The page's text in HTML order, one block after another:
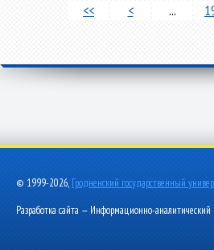
<< < ...
© 1999-2026, Гродненский государственный
Разработка сайта — Информационно-аналитический